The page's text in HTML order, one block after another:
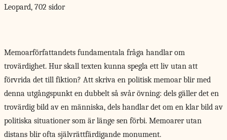
Leopard, 702 sidor
Memoarförfattandets fundamentala fråga handlar om
trovärdighet. Hur skall texten kunna spegla ett liv utan att
förvrida det till fiktion? Att skriva en politisk memoar blir med
denna utgångspunkt en dubbelt så svår övning: dels gäller det en
trovärdig bild av en människa, dels handlar det om en klar bild av
politiska situationer som är länge sen förbi. Memoarer utan
distans blir ofta självrättfärdigande monument.